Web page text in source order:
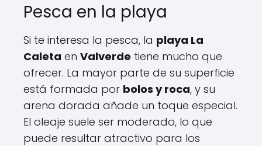
Pesca en la playa
Si te interesa la pesca, la playa La
Caleta en Valverde tiene mucho que
ofrecer. La mayor parte de su superficie
está formada por bolos y roca, y su
arena dorada añade un toque especial.
El oleaje suele ser moderado, lo que
puede resultar atractivo para los